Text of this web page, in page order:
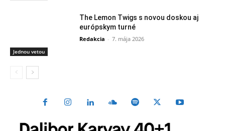
Jednou vetou
The Lemon Twigs s novou doskou aj
európskym turné
Redakcia - 7. mája 2026